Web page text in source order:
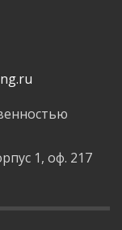
1, оф. 217